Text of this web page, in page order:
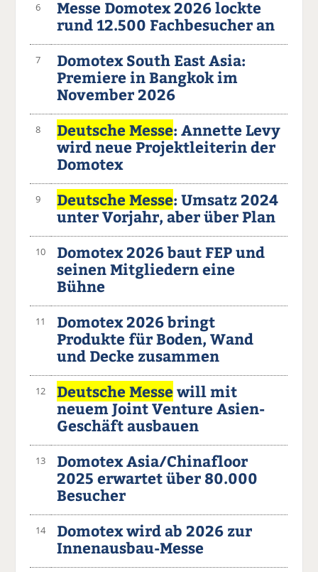
6
Messe Domotex 2026 lockte
rund 12.500 Fachbesucher an
7
Domotex South East Asia:
Premiere in Bangkok im
November 2026
8 Deutsche Messe: Annette Levy
wird neue Projektleiterin der
Domotex
9 Deutsche Messe: Umsatz 2024
unter Vorjahr, aber über Plan
10
Domotex 2026 baut FEP und
seinen Mitgliedern eine
Bühne
11
Domotex 2026 bringt
Produkte für Boden, Wand
und Decke zusammen
12 Deutsche Messewill mit
neuem Joint Venture Asien-
Geschäft ausbauen
13
Domotex Asia/Chinafloor
2025 erwartet über 80.000
Besucher
14
Domotex wird ab 2026 zur
Innenausbau-Messe